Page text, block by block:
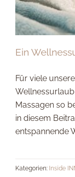
Ein
Für viele
Massagen so
in diesem
entspannende
Kategorien: Inside